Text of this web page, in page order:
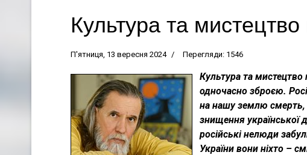
Культура та мистецтво
П'ятниця, 13 вересня 2024 Перегляди: 1546
Культура та мистецтво
одночасно зброєю.
на нашу землю смерть,
знищення української
російські нелюди
України вони ніхто –